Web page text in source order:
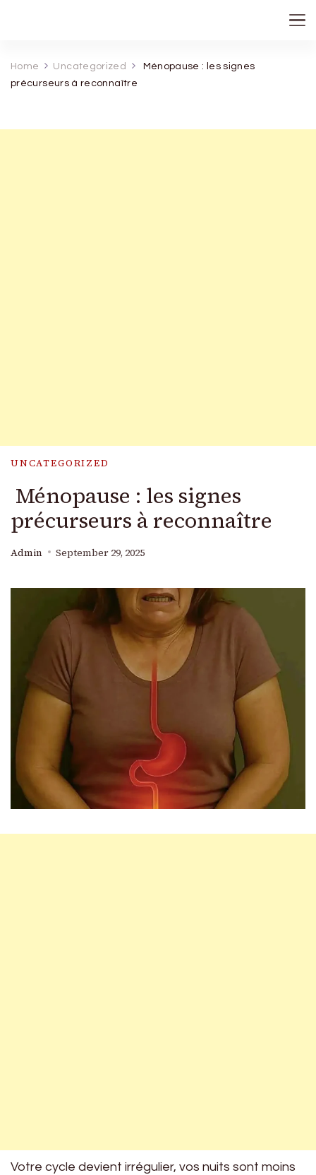
Home Uncategorized
Ménopause : les signes
précurseurs à reconnaître
UNCATEGORIZED
Ménopause : les signes
précurseurs à reconnaître
Admin September 29, 2025
Votre cycle devient irrégulier, vos nuits sont moins